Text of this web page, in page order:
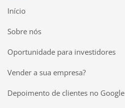
Início
Sobre nós
Oportunidade para investidores
Vender a sua empresa?
Depoimento de clientes no Google